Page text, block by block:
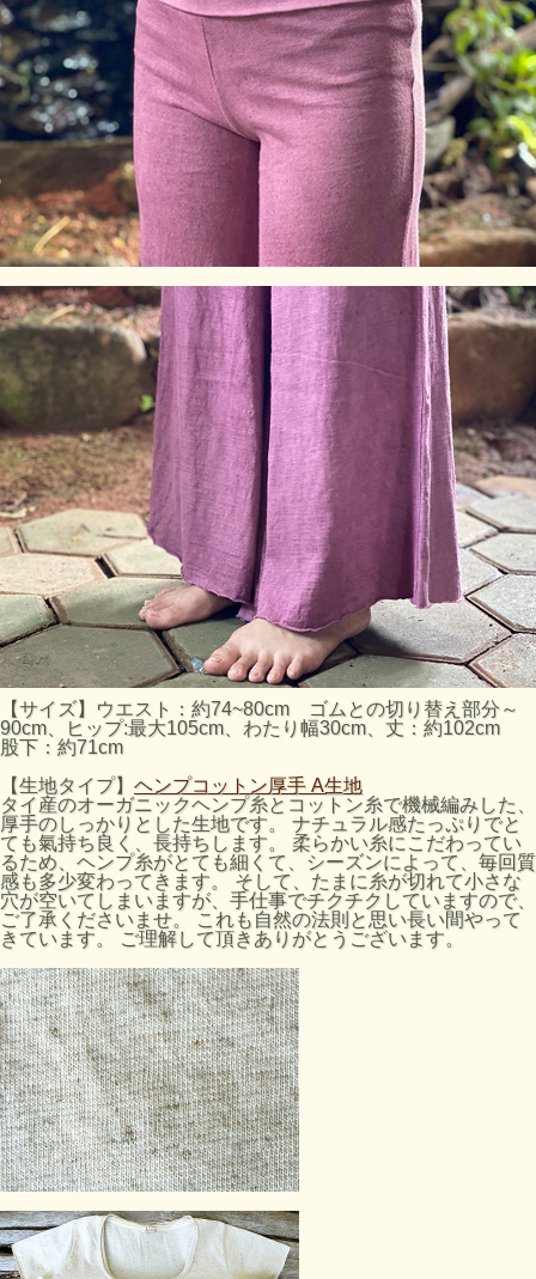
【サイズ】ウエスト：約74~80cm ゴムとの切り替え部分～
90cm、ヒップ:最大105cm、わたり幅30cm、丈：約102cm
股下：約71cm
【生地タイプ】 ヘンプコットン厚手 A生地
タイ産のオーガニックヘンプ糸とコットン糸で機械編みした、
厚手のしっかりとした生地です。 ナチュラル感たっぷりでと
ても氣持ち良く、長持ちします。 柔らかい糸にこだわってい
るため、ヘンプ糸がとても細くて、シーズンによって、毎回質
感も多少変わってきます。 そして、たまに糸が切れて小さな
穴が空いてしまいますが、手仕事でチクチクしていますので、
ご了承くださいませ。 これも自然の法則と思い長い間やって
きています。 ご理解して頂きありがとうございます。